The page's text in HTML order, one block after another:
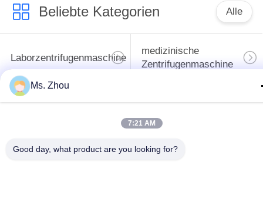
Beliebte Kategorien Alle
Laborzentrifugenmaschine
medizinische
Zentrifugenmaschine
PRP PRF-Zentrifuge
gekühlte
Bluttrennungszentrifuge Blutbank-Zentrifuge
Ms. Zhou
7:21 AM
Good day, what product are you looking for?